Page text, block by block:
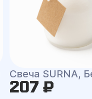
Свеча SURNA,
207 ₽